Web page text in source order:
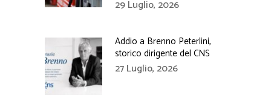
29 Luglio, 2026
Addio a Brenno Peterlini,
storico dirigente del CNS
27 Luglio, 2026